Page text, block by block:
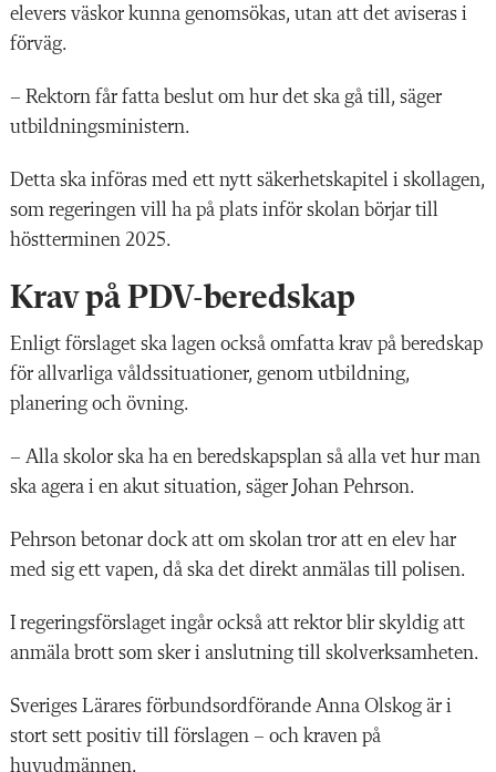
elevers väskor kunna genomsökas, utan att det aviseras i
förväg.
– Rektorn får fatta beslut om hur det ska gå till, säger
utbildningsministern.
Detta ska införas med ett nytt säkerhetskapitel i skollagen,
som regeringen vill ha på plats inför skolan börjar till
höstterminen 2025.
Krav på PDV-beredskap
Enligt förslaget ska lagen också omfatta krav på beredskap
för allvarliga våldssituationer, genom utbildning,
planering och övning.
– Alla skolor ska ha en beredskapsplan så alla vet hur man
ska agera i en akut situation, säger Johan Pehrson.
Pehrson betonar dock att om skolan tror att en elev har
med sig ett vapen, då ska det direkt anmälas till polisen.
I regeringsförslaget ingår också att rektor blir skyldig att
anmäla brott som sker i anslutning till skolverksamheten.
Sveriges Lärares förbundsordförande Anna Olskog är i
stort sett positiv till förslagen – och kraven på
huvudmännen.